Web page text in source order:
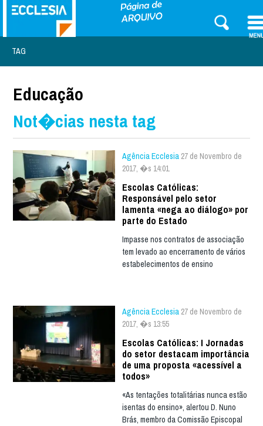
TAG
Educação
Not�cias nesta tag
Agência Ecclesia 27 de Novembro de
2017, �s 14:01
Escolas Católicas:
Responsável pelo setor
lamenta «nega ao diálogo» por
parte do Estado
Impasse nos contratos de associação
tem levado ao encerramento de vários
estabelecimentos de ensino
Agência Ecclesia 27 de Novembro de
2017, �s 13:55
Escolas Católicas: I Jornadas
do setor destacam importância
de uma proposta «acessível a
todos»
«As tentações totalitárias nunca estão
isentas do ensino», alertou D. Nuno
Brás, membro da Comissão Episcopal